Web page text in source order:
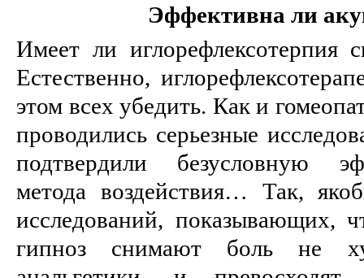
Эффективна ли
Имеет ли иглорефлексотерпия
Естественно,
этом всех убедить. Как и
проводились серьезные
подтвердили безусловную
метода воздействия… Так,
исследований, показывающих,
гипноз снимают боль не